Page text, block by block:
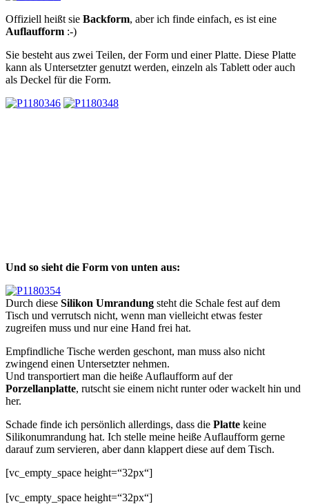
Offiziell heißt sie Backform, aber ich finde einfach, es ist eine
Auflaufform :-)
Sie besteht aus zwei Teilen, der Form und einer Platte. Diese Platte
kann als Untersetzter genutzt werden, einzeln als Tablett oder auch
als Deckel für die Form.
Und so sieht die Form von unten aus:
Durch diese Silikon Umrandung steht die Schale fest auf dem
Tisch und verrutsch nicht, wenn man vielleicht etwas fester
zugreifen muss und nur eine Hand frei hat.
Empfindliche Tische werden geschont, man muss also nicht
zwingend einen Untersetzter nehmen.
Und transportiert man die heiße Auflaufform auf der
Porzellanplatte, rutscht sie einem nicht runter oder wackelt hin und
her.
Schade finde ich persönlich allerdings, dass die Platte keine
Silikonumrandung hat. Ich stelle meine heiße Auflaufform gerne
darauf zum servieren, aber dann klappert diese auf dem Tisch.
[vc_empty_space height=“32px“]
[vc_empty_space height=“32px“]